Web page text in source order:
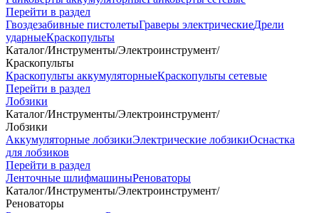
Перейти в раздел
Гвоздезабивные пистолетыГраверы электрическиеДрели
ударныеКраскопульты
Каталог/Инструменты/Электроинструмент/
Краскопульты
Краскопульты аккумуляторныеКраскопульты сетевые
Перейти в раздел
Лобзики
Каталог/Инструменты/Электроинструмент/
Лобзики
Аккумуляторные лобзикиЭлектрические лобзикиОснастка
для лобзиков
Перейти в раздел
Ленточные шлифмашиныРеноваторы
Каталог/Инструменты/Электроинструмент/
Реноваторы